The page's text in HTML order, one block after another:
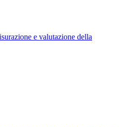
e valutazione della